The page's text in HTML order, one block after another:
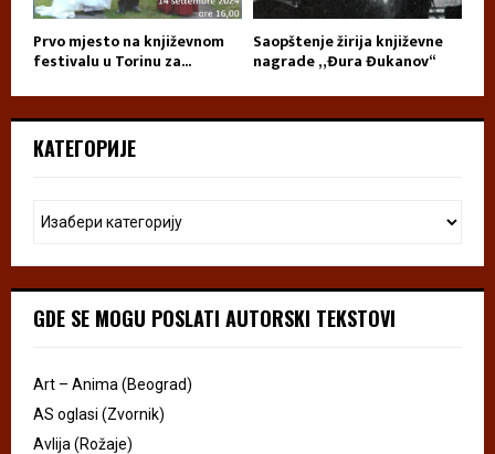
Prvo mjesto na književnom
festivalu u Torinu za...
Saopštenje žirija književne
nagrade „Đura Đukanov“
КАТЕГОРИЈЕ
GDE SE MOGU POSLATI AUTORSKI TEKSTOVI
Art – Anima (Beograd)
AS oglasi (Zvornik)
Avlija (Rožaje)